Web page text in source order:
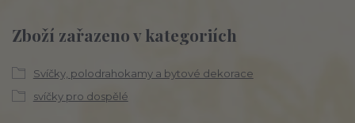
Zboží zařazeno v kategoriích
Svíčky, polodrahokamy a bytové dekorace
svíčky pro dospělé